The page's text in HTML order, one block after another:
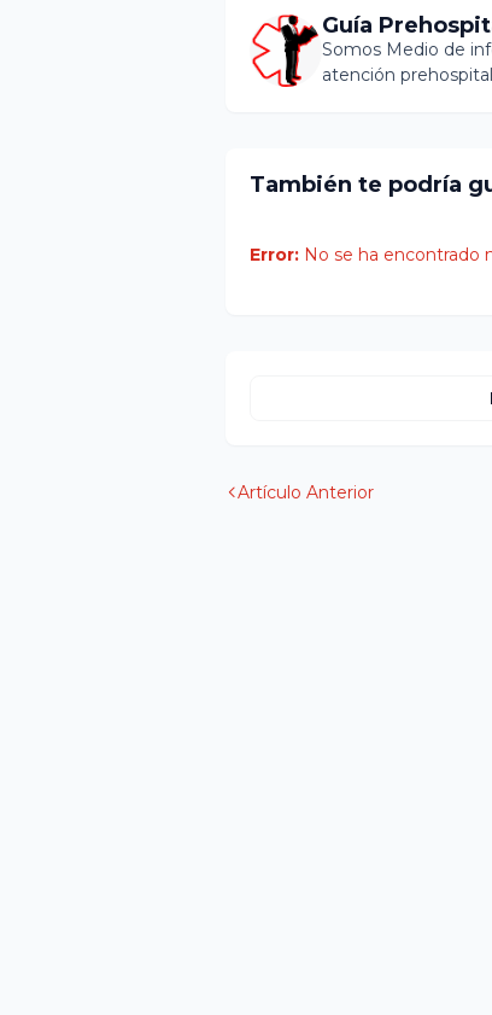
Guía
Somos Medio de
atención
También te podría
Error: No se ha encontrado
Artículo Anterior